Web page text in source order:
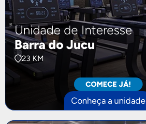
Unidade de Interesse
Barra do Jucu
23 KM
COMECE JÁ!
Conheça a unidade